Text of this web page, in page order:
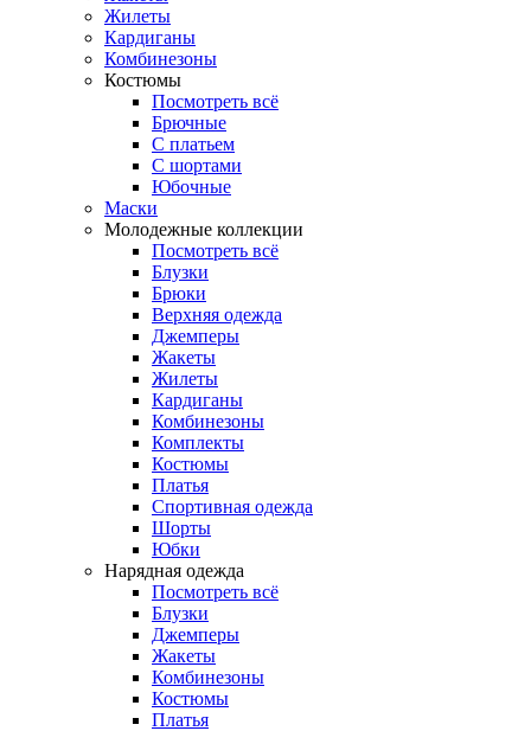
Жилеты
Кардиганы
Комбинезоны
Костюмы
Посмотреть всё
Брючные
С платьем
С шортами
Юбочные
Маски
Молодежные коллекции
Посмотреть всё
Блузки
Брюки
Верхняя одежда
Джемперы
Жакеты
Жилеты
Кардиганы
Комбинезоны
Комплекты
Костюмы
Платья
Спортивная одежда
Шорты
Юбки
Нарядная одежда
Посмотреть всё
Блузки
Джемперы
Жакеты
Комбинезоны
Костюмы
Платья